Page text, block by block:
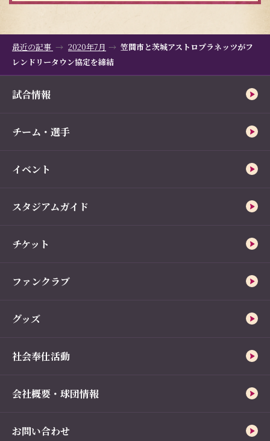
最近の記事 2020年7月
笠間市と茨城アストロプラネッツがフ
レンドリータウン協定を締結
試合情報
チーム・選手
イベント
スタジアムガイド
チケット
ファンクラブ
グッズ
社会奉仕活動
会社概要・球団情報
お問い合わせ